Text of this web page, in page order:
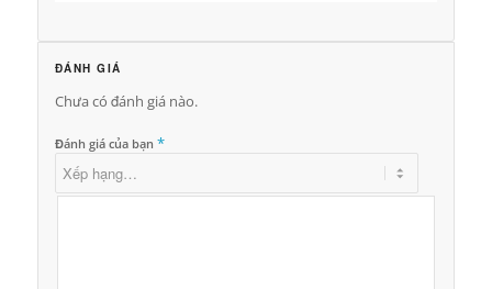
ĐÁNH GIÁ
Chưa có đánh giá nào.
Đánh giá của bạn *